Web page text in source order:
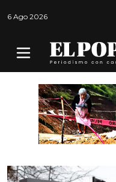
6 Ago 2026